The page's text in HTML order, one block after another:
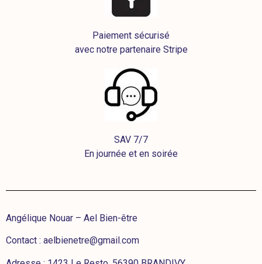
Paiement sécurisé
avec notre partenaire Stripe
SAV 7/7
En journée et en soirée
Angélique Nouar – Ael Bien-être
Contact : aelbienetre@gmail.com